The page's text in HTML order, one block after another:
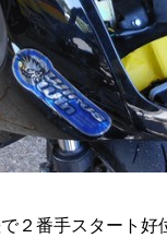
２番手スタート好